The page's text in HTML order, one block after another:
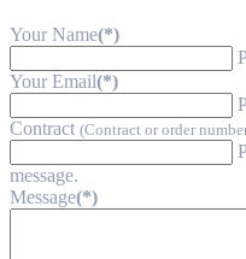
Your Name(*)
Your Email(*)
Contract (Contract or order
message.
Message(*)